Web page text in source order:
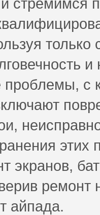
стремимся
с
экранов,
ремонт
айпада.